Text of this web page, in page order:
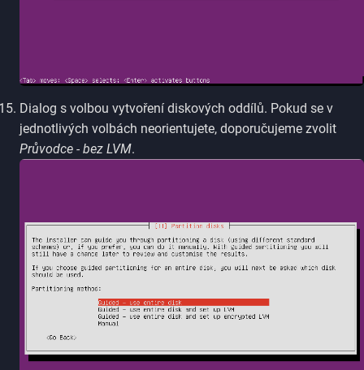
Dialog s volbou vytvoření diskových oddílů. Pokud se v
jednotlivých volbách neorientujete, doporučujeme zvolit
Průvodce - bez LVM.